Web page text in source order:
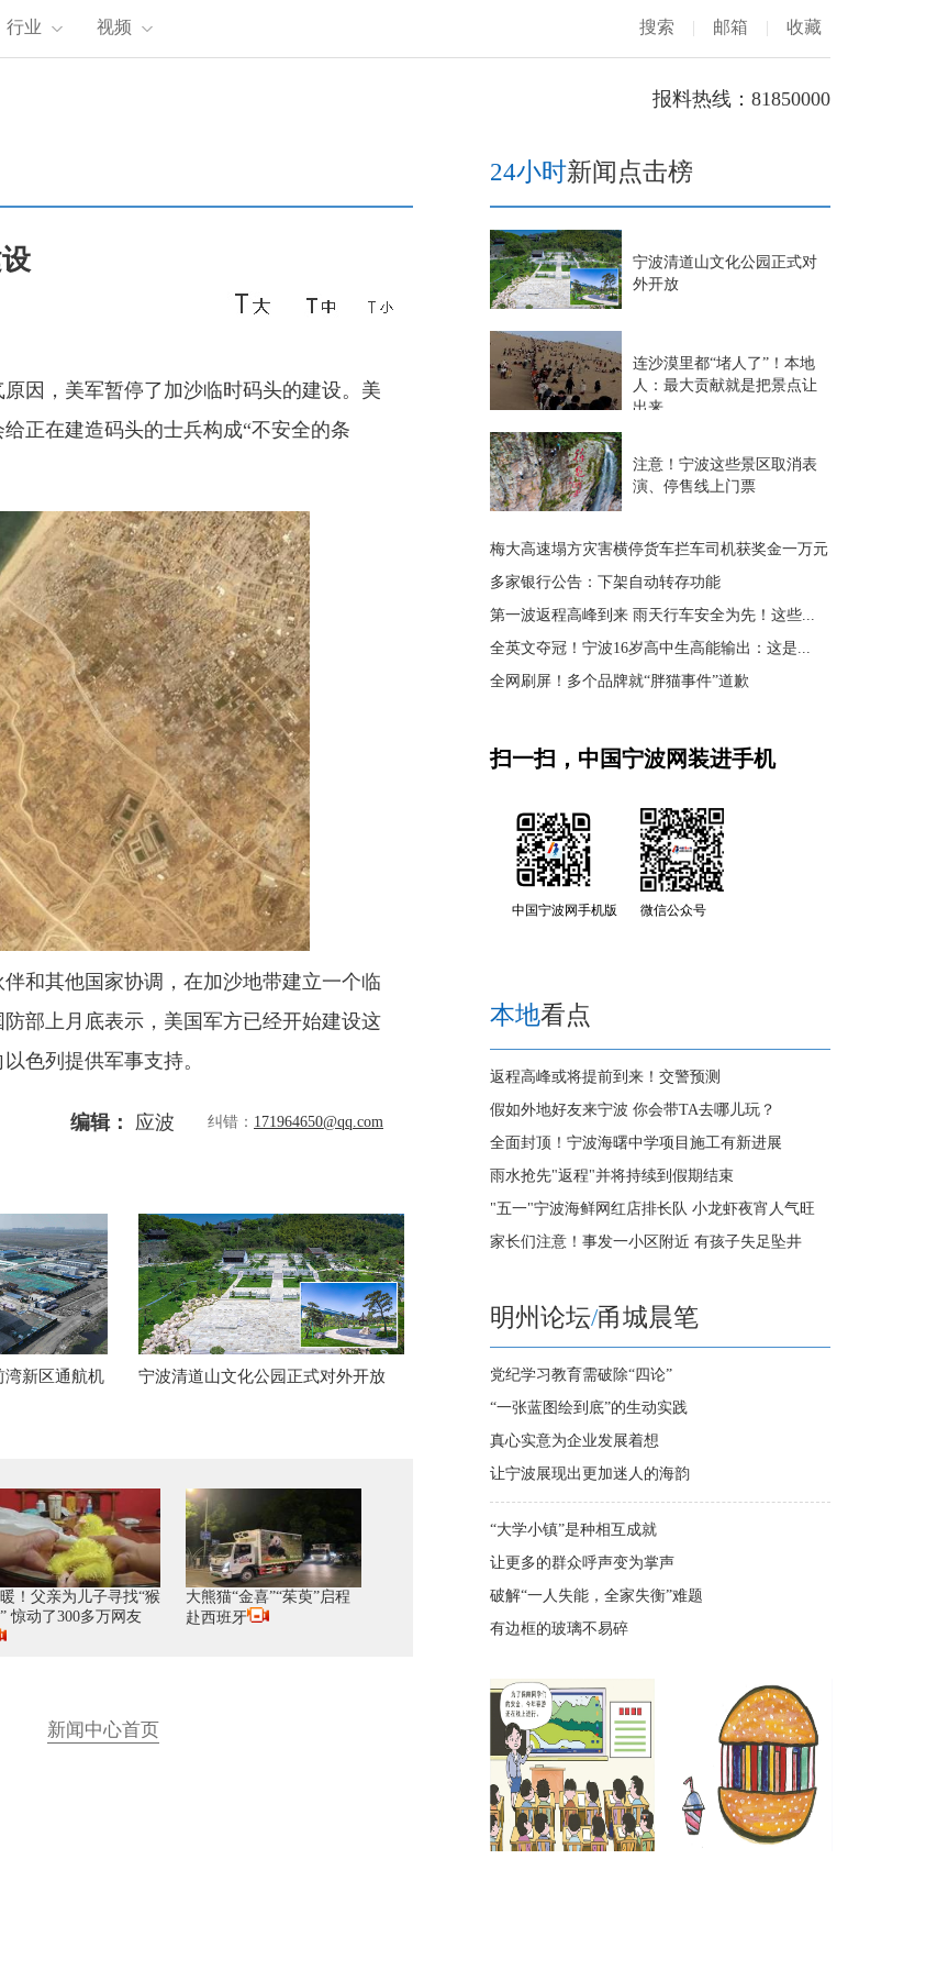
行业 视频 搜索 | 邮箱 | 收藏
报料热线：81850000
因，美军暂停了加沙临时码头的建设。美
正在建造码头的士兵构成“不安全的条
其他国家协调，在加沙地带建立一个临
部上月底表示，美国军方已经开始建设这
色列提供军事支持。
编辑： 应波 纠错： 171964650@qq.com
湾新区通航机
宁波清道山文化公园正式对外开放
！父亲为儿子寻找“猴
惊动了300多万网友
大熊猫“金喜”“茱萸”启程
赴西班牙
新闻中心首页
24小时新闻点击榜
宁波清道山文化公园正式对
外开放
连沙漠里都“堵人了”！本地
人：最大贡献就是把景点让
出来
注意！宁波这些景区取消表
演、停售线上门票
梅大高速塌方灾害横停货车拦车司机获奖金一万元
多家银行公告：下架自动转存功能
第一波返程高峰到来 雨天行车安全为先！这些...
全英文夺冠！宁波16岁高中生高能输出：这是...
全网刷屏！多个品牌就“胖猫事件”道歉
扫一扫，中国宁波网装进手机
中国宁波网手机版 微信公众号
本地看点
返程高峰或将提前到来！交警预测
假如外地好友来宁波 你会带TA去哪儿玩？
全面封顶！宁波海曙中学项目施工有新进展
雨水抢先"返程"并将持续到假期结束
"五一"宁波海鲜网红店排长队 小龙虾夜宵人气旺
家长们注意！事发一小区附近 有孩子失足坠井
明州论坛/甬城晨笔
党纪学习教育需破除“四论”
“一张蓝图绘到底”的生动实践
真心实意为企业发展着想
让宁波展现出更加迷人的海韵
“大学小镇”是种相互成就
让更多的群众呼声变为掌声
破解“一人失能，全家失衡”难题
有边框的玻璃不易碎